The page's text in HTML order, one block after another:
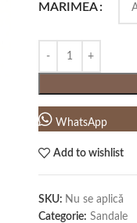
MARIMEA
WhatsApp
Add to wishlist
SKU: Nu se aplică
Categorie: Sandale